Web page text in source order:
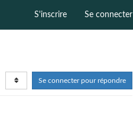
S'inscrire Se connecter
Se connecter pour répondre